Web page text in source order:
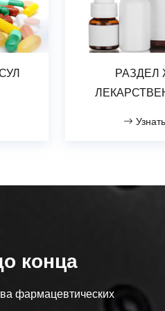
РАЗДЕЛ
конца
фармацевтических